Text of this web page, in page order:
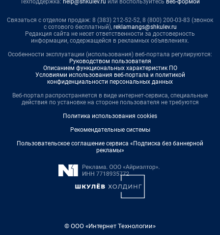
Техподдержка: help@shkulev.ru или воспользуйтесь веб-формой
Связаться с отделом продаж: 8 (383) 212-52-52, 8 (800) 200-03-83 (звонок
с сотового бесплатный), reklamangs@shkulev.ru
Редакция сайта не несет ответственности за достоверность
информации, содержащейся в рекламных объявлениях.
Особенности эксплуатации (использования) веб-портала регулируются:
Руководством пользователя
Описанием функциональных характеристик ПО
Условиями использования веб-портала и политикой
конфиденциальности персональных данных
Веб-портал распространяется в виде интернет-сервиса, специальные
действия по установке на стороне пользователя не требуются
Политика использования cookies
Рекомендательные системы
Пользовательское соглашение сервиса «Подписка без баннерной
рекламы»
© ООО «Интернет Технологии»